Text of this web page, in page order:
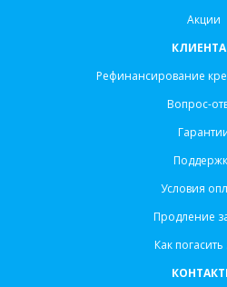
Акции
Рефинансирование
Вопрос-
Условия
Продление
Как